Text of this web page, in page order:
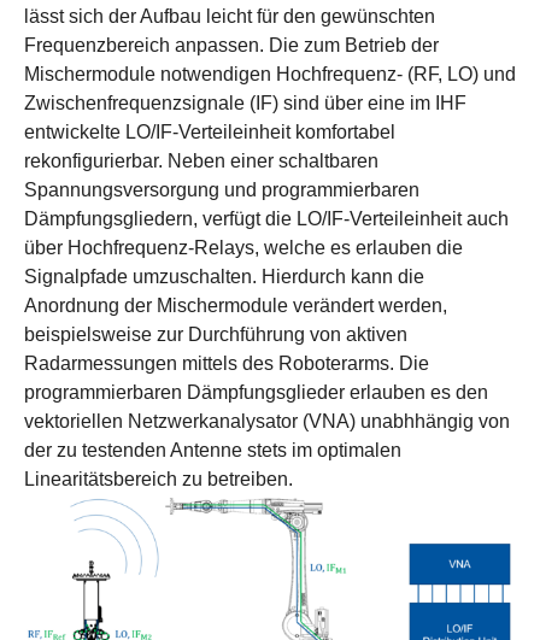
lässt sich der Aufbau leicht für den gewünschten
Frequenzbereich anpassen. Die zum Betrieb der
Mischermodule notwendigen Hochfrequenz- (RF, LO) und
Zwischenfrequenzsignale (IF) sind über eine im IHF
entwickelte LO/IF-Verteileinheit komfortabel
rekonfigurierbar. Neben einer schaltbaren
Spannungsversorgung und programmierbaren
Dämpfungsgliedern, verfügt die LO/IF-Verteileinheit auch
über Hochfrequenz-Relays, welche es erlauben die
Signalpfade umzuschalten. Hierdurch kann die
Anordnung der Mischermodule verändert werden,
beispielsweise zur Durchführung von aktiven
Radarmessungen mittels des Roboterarms. Die
programmierbaren Dämpfungsglieder erlauben es den
vektoriellen Netzwerkanalysator (VNA) unabhhängig von
der zu testenden Antenne stets im optimalen
Linearitätsbereich zu betreiben.